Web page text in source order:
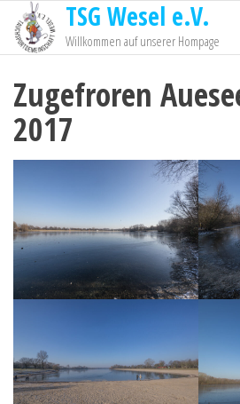
TSG Wesel e.V.
Willkommen auf unserer Hompage
Zugefroren
2017